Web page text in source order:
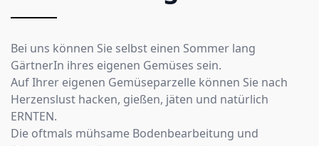
Bei uns können Sie selbst einen Sommer lang
GärtnerIn ihres eigenen Gemüses sein.
Auf Ihrer eigenen Gemüseparzelle können Sie nach
Herzenslust hacken, gießen, jäten und natürlich
ERNTEN.
Die oftmals mühsame Bodenbearbeitung und